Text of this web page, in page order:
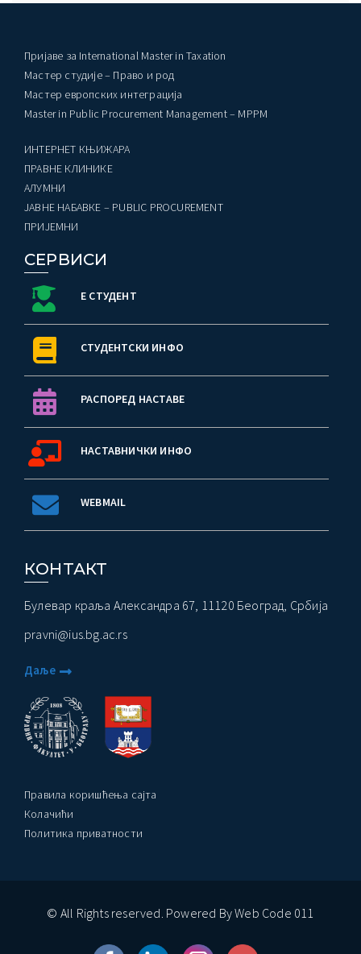
Пријаве за International Master in Taxation
Мастер студије – Право и род
Мастер европских интеграција
Master in Public Procurement Management – MPPM
ИНТЕРНЕТ КЊИЖАРА
ПРАВНЕ КЛИНИКЕ
AЛУМНИ
ЈАВНЕ НАБАВКЕ – PUBLIC PROCUREMENT
ПРИЈЕМНИ
СЕРВИСИ
Е СТУДЕНТ
СТУДЕНТСКИ ИНФО
РАСПОРЕД НАСТАВЕ
НАСТАВНИЧКИ ИНФО
WEBMAIL
КОНТАКТ
Булевар краља Александра 67, 11120 Београд, Србија
pravni@ius.bg.ac.rs
Даље
Правила коришћења сајта
Колачићи
Политика приватности
© All Rights reserved. Powered By Web Code 011